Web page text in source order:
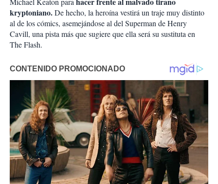
kryptoniano.De hecho, la heroína vestirá un traje muy distinto
al de los cómics, asemejándose al del Superman de Henry
Cavill, una pista más que sugiere que ella será su sustituta en
The Flash.